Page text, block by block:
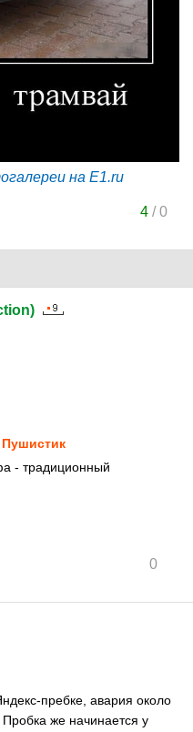
на E1.ru
4/0
- традиционный
0
пребке, авария около
же начинается у